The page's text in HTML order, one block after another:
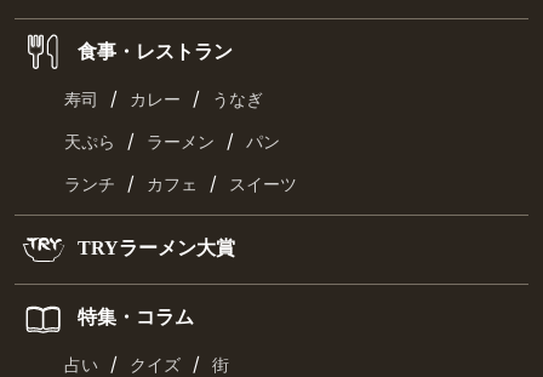
食事・レストラン
寿司 / カレー / うなぎ
天ぷら / ラーメン / パン
ランチ / カフェ / スイーツ
TRYラーメン大賞
特集・コラム
占い / クイズ / 街